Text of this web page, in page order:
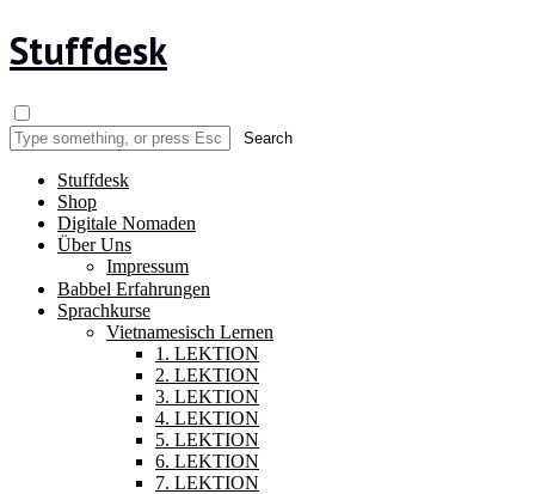
Stuffdesk
Stuffdesk
Shop
Digitale Nomaden
Über Uns
Impressum
Babbel Erfahrungen
Sprachkurse
Vietnamesisch Lernen
1. LEKTION
2. LEKTION
3. LEKTION
4. LEKTION
5. LEKTION
6. LEKTION
7. LEKTION